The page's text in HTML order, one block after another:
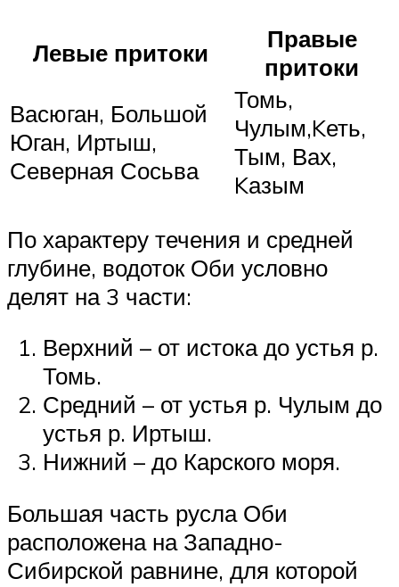
Левые притоки
Правые
притоки
Васюган, Большой
Юган, Иртыш,
Северная Сосьва
Томь,
Чулым,Kеть,
Тым, Вах,
Kазым
По характеру течения и средней
глубине, водоток Оби условно
делят на 3 части:
Верхний – от истока до устья р.
Томь.
Средний – от устья р. Чулым до
устья р. Иртыш.
Нижний – до Карского моря.
Большая часть русла Оби
расположена на Западно-
Сибирской равнине, для которой